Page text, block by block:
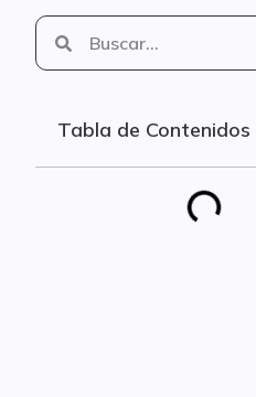
Tabla de Contenidos